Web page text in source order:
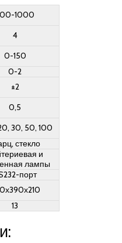
1000
4
0-150
0-2
±2
0,5
30, 50, 100
стекло
и
лампы
порт
13